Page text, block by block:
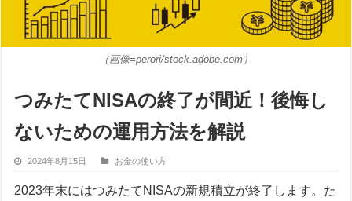
（画像=perori/stock.adobe.com）
つみたてNISAの終了が間近！後悔し
ないための運用方法を解説
2024年8月15日 お金の使い方
2023年末にはつみたてNISAの新規積立が終了します。た